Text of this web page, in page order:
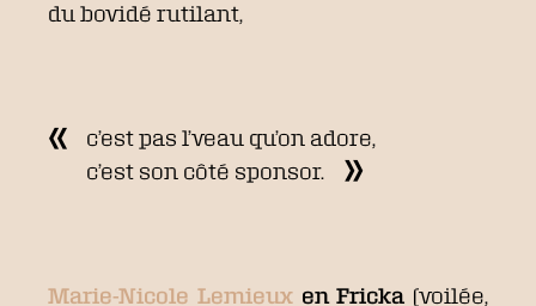
du bovidé rutilant,
c’est pas l’veau qu’on adore,
c’est son côté sponsor.
Marie-Nicole Lemieuxen Fricka (voilée,